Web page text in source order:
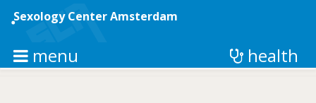
main
Sexology Center Amsterdam
menu health